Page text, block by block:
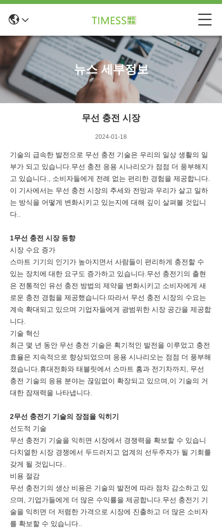
뉴스 세부정보
무선 충전 시장
2024-01-18
기술의 급속한 발전으로 무선 충전 기술은 우리의 일상 생활의 일
부가 되고 있습니다.무선 충전 응용 시나리오가 점점 더 풍부해지
고 있습니다., 소비자들에게 전례 없는 편리한 경험을 제공합니다.
이 기사에서는 무선 충전 시장의 추세와 전망과 우리가 살고 일하
는 방식을 어떻게 변화시키고 있는지에 대해 깊이 살펴볼 것입니
다..
1무선 충전 시장 동향
시장 수요 증가
스마트 기기의 인기가 높아지면서 사람들이 편리하게 충전할 수
있는 장치에 대한 요구도 증가하고 있습니다.무선 충전기의 출현
은 전통적인 유선 충전 방법의 제약을 변화시키고 소비자에게 새
로운 충전 경험을 제공했습니다.따라서 무선 충전 시장의 수요는
계속 확대되고 있으며 기업자들에게 광범위한 시장 공간을 제공합
니다.
기술 혁신
최근 몇 년 동안 무선 충전 기술은 획기적인 발전을 이루었고 충전
효율은 지속적으로 향상되었으며 응용 시나리오는 점점 더 풍부해
졌습니다.휴대전화와 태블릿에서 스마트 홈과 전기차까지, 무선
충전 기술의 응용 분야는 끊임없이 확장되고 있으며,이 기술의 거
대한 잠재력을 나타냅니다.
2무선 충전기 기술의 장점을 익히기
선도적 기술
무선 충전기 기술을 익히면 시장에서 경쟁력을 확보할 수 있습니
다치열한 시장 경쟁에서 두드러지고 업계의 선두주자가 될 기회를
갖게 될 것입니다..
비용 절감
무선 충전기의 생산 비용은 기술의 발전에 따라 점차 감소하고 있
으며, 기업가들에게 더 많은 수익률을 제공합니다.무선 충전기 기
술을 익히면 더 저렴한 가격으로 시장에 진출하고 더 많은 소비자
를 확보할 수 있습니다..